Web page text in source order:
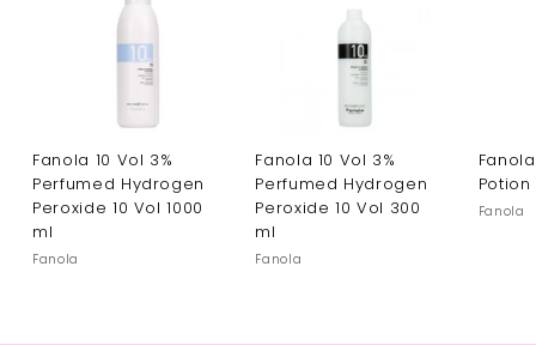
Fanola 10 Vol 3%
Perfumed Hydrogen
Peroxide 10 Vol 1000
ml
Fanola
Fanola 10 Vol 3%
Perfumed Hydrogen
Peroxide 10 Vol 300
ml
Fanola
Potion
Fanola